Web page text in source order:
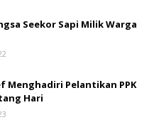
Seekor Sapi Milik Warga
Menghadiri Pelantikan PPK
Hari